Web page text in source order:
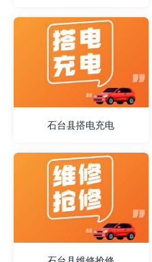
石台县搭电充电